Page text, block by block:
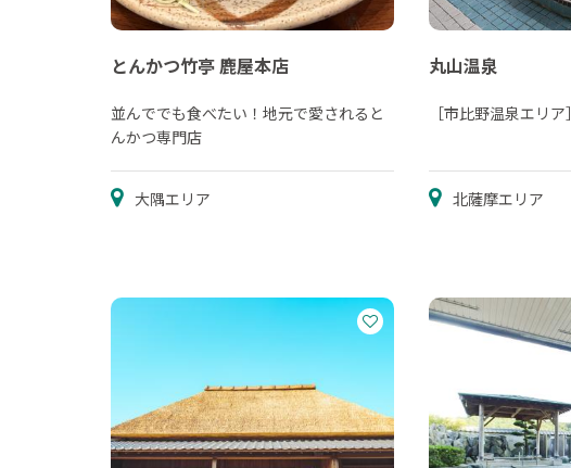
とんかつ竹亭 鹿屋本店
並んででも食べたい！地元で愛されると
んかつ専門店
大隅エリア
丸山温泉
［市比野温泉エリア］
北薩摩エリア